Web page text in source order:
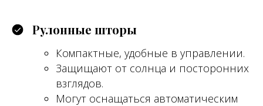
Рулонные шторы
Компактные, удобные в управлении.
Защищают от солнца и посторонних
взглядов.
Могут оснащаться автоматическим